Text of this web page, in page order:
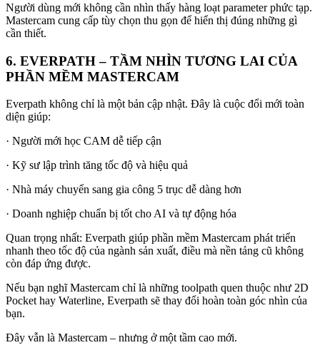
Người dùng mới không cần nhìn thấy hàng loạt parameter phức tạp.
Mastercam cung cấp tùy chọn thu gọn để hiển thị đúng những gì
cần thiết.
6. EVERPATH – TẦM NHÌN TƯƠNG LAI CỦA
PHẦN MỀM MASTERCAM
Everpath không chỉ là một bản cập nhật. Đây là cuộc đổi mới toàn
diện giúp:
· Người mới học CAM dễ tiếp cận
· Kỹ sư lập trình tăng tốc độ và hiệu quả
· Nhà máy chuyển sang gia công 5 trục dễ dàng hơn
· Doanh nghiệp chuẩn bị tốt cho AI và tự động hóa
Quan trọng nhất: Everpath giúp phần mềm Mastercam phát triển
nhanh theo tốc độ của ngành sản xuất, điều mà nền tảng cũ không
còn đáp ứng được.
Nếu bạn nghĩ Mastercam chỉ là những toolpath quen thuộc như 2D
Pocket hay Waterline, Everpath sẽ thay đổi hoàn toàn góc nhìn của
bạn.
Đây vẫn là Mastercam – nhưng ở một tầm cao mới.